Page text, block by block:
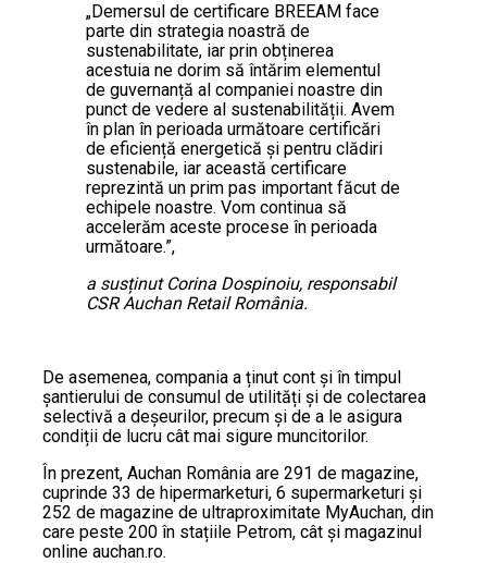
„Demersul de certificare BREEAM face
parte din strategia noastră de
sustenabilitate, iar prin obținerea
acestuia ne dorim să întărim elementul
de guvernanță al companiei noastre din
punct de vedere al sustenabilității. Avem
în plan în perioada următoare certificări
de eficiență energetică și pentru clădiri
sustenabile, iar această certificare
reprezintă un prim pas important făcut de
echipele noastre. Vom continua să
accelerăm aceste procese în perioada
următoare.”,
a susținut Corina Dospinoiu, responsabil
CSR Auchan Retail România.
De asemenea, compania a ținut cont și în timpul
șantierului de consumul de utilități și de colectarea
selectivă a deșeurilor, precum și de a le asigura
condiții de lucru cât mai sigure muncitorilor.
În prezent, Auchan România are 291 de magazine,
cuprinde 33 de hipermarketuri, 6 supermarketuri și
252 de magazine de ultraproximitate MyAuchan, din
care peste 200 în stațiile Petrom, cât și magazinul
online auchan.ro.